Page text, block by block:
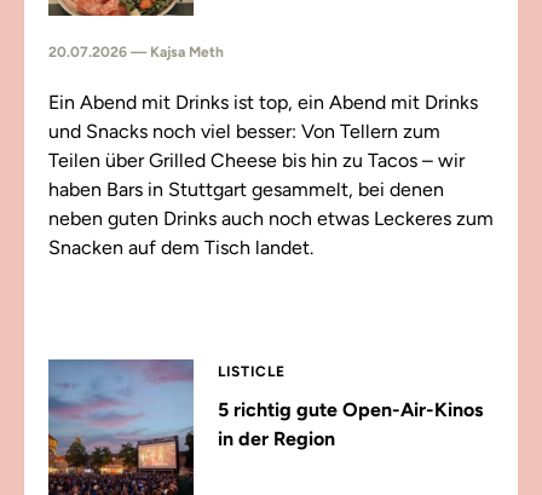
20.07.2026 — Kajsa Meth
Ein Abend mit Drinks ist top, ein Abend mit Drinks
und Snacks noch viel besser: Von Tellern zum
Teilen über Grilled Cheese bis hin zu Tacos – wir
haben Bars in Stuttgart gesammelt, bei denen
neben guten Drinks auch noch etwas Leckeres zum
Snacken auf dem Tisch landet.
LISTICLE
5 richtig gute Open-Air-Kinos
in der Region